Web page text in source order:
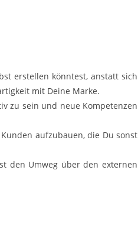
erstellen könntest, anstatt sich
mit Deine Marke.
zu sein und neue Kompetenzen
aufzubauen, die Du sonst
den Umweg über den externen